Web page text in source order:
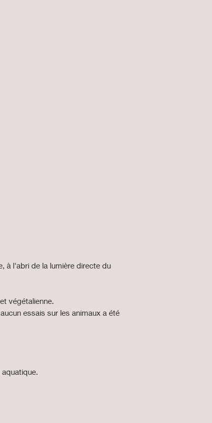
à l'abri de la lumière directe du
végétalienne.
essais sur les animaux a été